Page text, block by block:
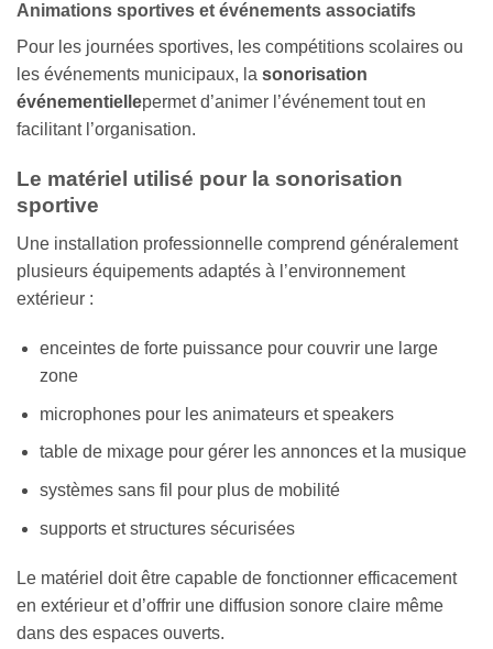
Animations sportives et événements associatifs
Pour les journées sportives, les compétitions scolaires ou
les événements municipaux, la sonorisation
événementiellepermet d’animer l’événement tout en
facilitant l’organisation.
Le matériel utilisé pour la sonorisation
sportive
Une installation professionnelle comprend généralement
plusieurs équipements adaptés à l’environnement
extérieur :
enceintes de forte puissance pour couvrir une large
zone
microphones pour les animateurs et speakers
table de mixage pour gérer les annonces et la musique
systèmes sans fil pour plus de mobilité
supports et structures sécurisées
Le matériel doit être capable de fonctionner efficacement
en extérieur et d’offrir une diffusion sonore claire même
dans des espaces ouverts.